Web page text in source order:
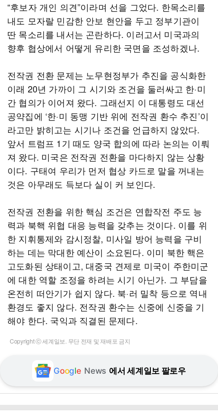
“후보자 개인 의견”이라며 선을 그었다. 한목소리를
내도 모자랄 민감한 안보 현안을 두고 정부기관이
딴 목소리를 내서는 곤란하다. 이러고서 미국과의
향후 협상에서 어떻게 유리한 국면을 조성하겠나.
전작권 전환 문제는 노무현정부가 추진을 공식화한
이래 20년 가까이 그 시기와 조건을 둘러싸고 한·미
간 협의가 이어져 왔다. 그래선지 이 대통령도 대선
공약집에 ‘한·미 동맹 기반 위에 전작권 환수 추진’이
라고만 밝히고는 시기나 조건을 언급하지 않았다.
앞서 트럼프 1기 때도 양국 합의에 따라 논의는 이뤄
져 왔다. 미국은 전작권 전환을 마다하지 않는 상황
이다. 구태여 우리가 먼저 협상 카드로 말을 꺼내는
것은 아무래도 득보다 실이 커 보인다.
전작권 전환을 위한 핵심 조건은 연합작전 주도 능
력과 북핵 위협 대응 능력을 갖추는 것이다. 이를 위
한 지휘통제와 감시정찰, 미사일 방어 능력을 구비
하는 데는 막대한 예산이 소요된다. 이미 북한 핵은
고도화된 상태이고, 대중국 견제로 미국이 주한미군
에 대한 역할 조정을 하려는 시기 아닌가. 그 부담을
온전히 떠안기가 쉽지 않다. 북·러 밀착 등으로 역내
환경도 좋지 않다. 전작권 환수는 신중에 신중을 기
해야 한다. 국익과 직결된 문제다.
Copyright ⓒ 세계일보. 무단 전재 및 재배포 금지
Google News 에서 세계일보 팔로우